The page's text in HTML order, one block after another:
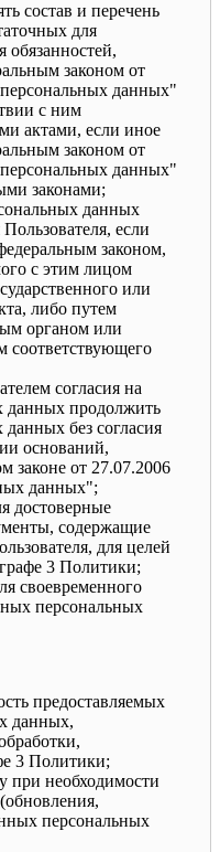
состав и перечень
для
обязанностей,
законом от
данных"
с ним
актами, если иное
законом от
данных"
законами;
данных
если
законом,
с этим лицом
или
либо путем
органом или
согласия на
данных продолжить
без согласия
оснований,
законе от 27.07.2006
данных";
достоверные
содержащие
для целей
3 Политики;
своевременного
персональных
предоставляемых
данных,
3 Политики;
при необходимости
персональных